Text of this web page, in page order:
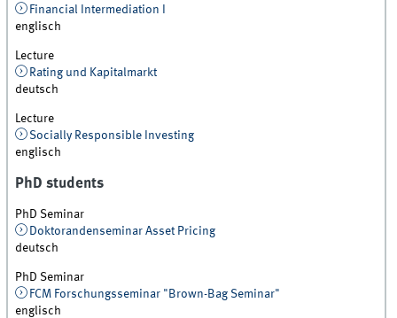
Financial Intermediation I
englisch
Lecture
Rating und Kapitalmarkt
deutsch
Lecture
Socially Responsible Investing
englisch
PhD students
PhD Seminar
Doktorandenseminar Asset Pricing
deutsch
PhD Seminar
FCM Forschungsseminar "Brown-Bag Seminar"
englisch